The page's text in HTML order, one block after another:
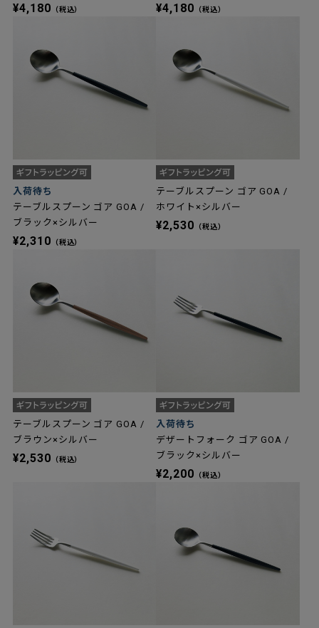
¥4,180 （税込） ¥4,180 （税込）
入荷待ち
テーブルスプーン ゴア GOA /
ブラック×シルバー
¥2,310 （税込）
テーブルスプーン ゴア GOA /
ホワイト×シルバー
¥2,530 （税込）
テーブルスプーン ゴア GOA /
ブラウン×シルバー
¥2,530 （税込）
入荷待ち
デザートフォーク ゴア GOA /
ブラック×シルバー
¥2,200 （税込）